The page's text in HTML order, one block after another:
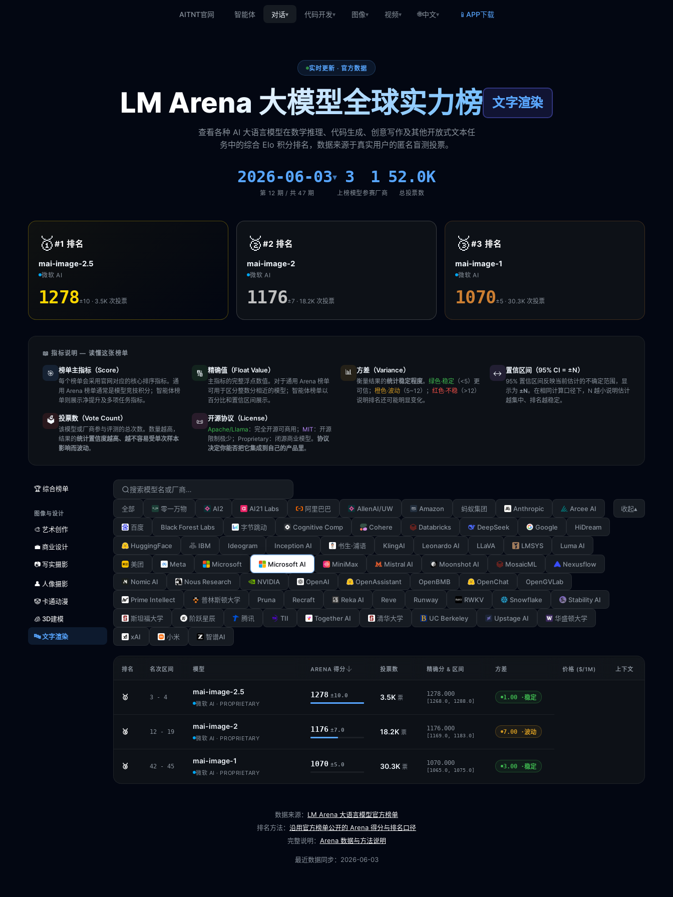
AITNT官网 智能体 对话▾ 代码开发▾ 图像▾ 视频▾ 🌐中文▾ 📱 APP下载
实时更新 · 官方数据
LM Arena 大模型全球实力榜 文字渲染
查看各种 AI 大语言模型在数学推理、代码生成、创意写作及其他开放式文本任
务中的综合 Elo 积分排名，数据来源于真实用户的匿名盲测投票。
2026-06-03▾
第 12 期 / 共 47 期
3
上榜模型
1
参赛厂商
52.0K
总投票数
🥇 #1排名
mai-image-2.5
微软 AI
1278±10 · 3.5K次投票
🥈 #2排名
mai-image-2
微软 AI
1176±7 · 18.2K次投票
🥉 #3排名
mai-image-1
微软 AI
1070±5 · 30.3K次投票
📖 指标说明 — 读懂这张榜单
🎯 榜单主指标（Score）
每个榜单会采用官网对应的核心排序指标。通
用 Arena 榜单通常是模型竞技积分；智能体榜
单则展示净提升及多项任务指标。
🔢 精确值（Float Value）
主指标的完整浮点数值。对于通用 Arena 榜单
可用于区分整数分相近的模型；智能体榜单以
百分比和置信区间展示。
📊 方差（Variance）
衡量结果的统计稳定程度。 绿色·稳定 （<5）更
可信； 橙色·波动 （5~12）； 红色·不稳 （>12）
说明排名还可能明显变化。
↔️ 置信区间（95% CI = ±N）
95% 置信区间反映当前估计的不确定范围，显
示为 ±N。在相同计算口径下，N 越小说明估计
越集中、排名越稳定。
🗳️ 投票数（Vote Count）
该模型或厂商参与评测的总次数。数量越高，
结果的统计置信度越高、越不容易受单次样本
影响而波动。
📜 开源协议（License）
Apache/Llama ：完全开源可商用； MIT ：开源
限制极少； Proprietary ：闭源商业模型。 协议
决定你能否把它集成到自己的产品里。
🏆 综合榜单
图像与设计
🎨 艺术创作
💼 商业设计
📷 写实摄影
👤 人像摄影
🤡 卡通动漫
🧊 3D建模
🔤 文字渲染
全部 零一万物 AI2 AI21 Labs 阿里巴巴 AllenAI/UW Amazon 蚂蚁集团 Anthropic Arcee AI
百度 Black Forest Labs 字节跳动 Cognitive Comp Cohere Databricks DeepSeek Google HiDream
HuggingFace IBM Ideogram Inception AI 书生·浦语 KlingAI Leonardo AI LLaVA LMSYS Luma AI
美团 Meta Microsoft Microsoft AI MiniMax Mistral AI Moonshot AI MosaicML Nexusflow
Nomic AI Nous Research NVIDIA OpenAI OpenAssistant OpenBMB OpenChat OpenGVLab
Prime Intellect 普林斯顿大学 Pruna Recraft Reka AI Reve Runway RWKV Snowflake Stability AI
斯坦福大学 阶跃星辰 腾讯 TII Together AI 清华大学 UC Berkeley Upstage AI 华盛顿大学
xAI 小米 智谱AI
收起▴
排名 名次区间 模型 ARENA 得分 投票数 精确分 & 区间 方差 价格 ($/1M) 上下文
🥇 3 - 4
mai-image-2.5
微软 AI · PROPRIETARY
1278 ±10.0 3.5K 票
1278.000
[1268.0, 1288.0]
1.00 ·稳定
🥈 12 - 19
mai-image-2
微软 AI · PROPRIETARY
1176 ±7.0 18.2K 票
1176.000
[1169.0, 1183.0]
7.00 ·波动
🥉 42 - 45
mai-image-1
微软 AI · PROPRIETARY
1070 ±5.0 30.3K 票
1070.000
[1065.0, 1075.0]
3.00 ·稳定
数据来源： LM Arena 大语言模型官方榜单
排名方法： 沿用官方榜单公开的 Arena 得分与排名口径
完整说明： Arena 数据与方法说明
最近数据同步： 2026-06-03